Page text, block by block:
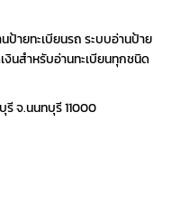
ายทะเบียนรถ ระบบอ่านป้าย
งินสำหรับอ่านทะเบียนทุกชนิด
รี จ.นนทบุรี 11000